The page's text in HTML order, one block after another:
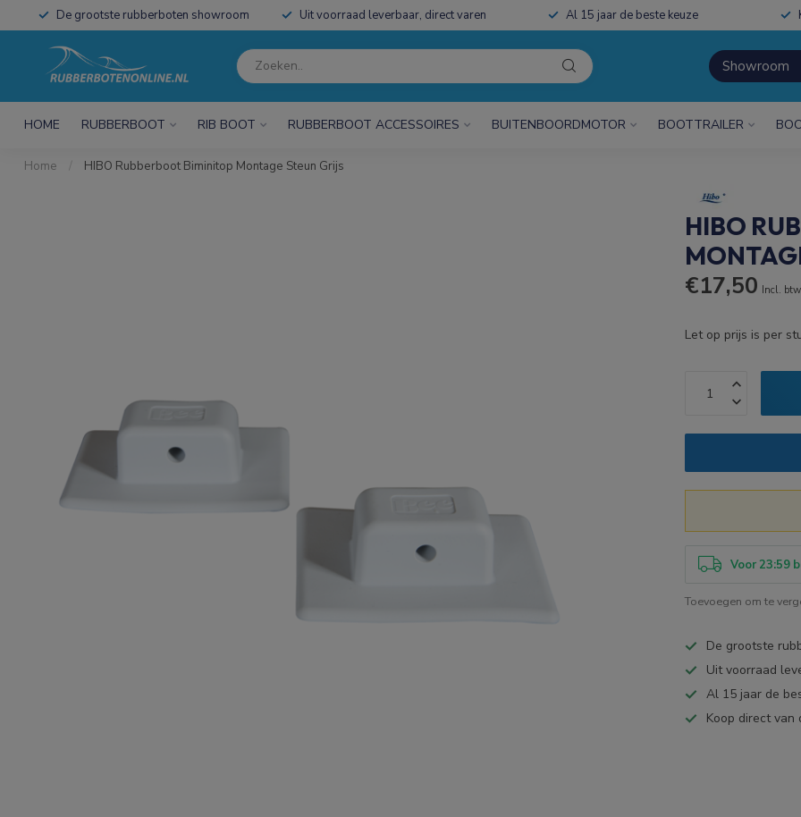
De grootste rubberboten showroom Uit voorraad leverbaar, direct varen Al 15 jaar de beste keuze
Showroom
HOME RUBBERBOOT RIB BOOT RUBBERBOOT ACCESSOIRES BUITENBOORDMOTOR BOOTTRAILER
Home / HIBO Rubberboot Biminitop Montage Steun Grijs
HIBO
€17,50 Incl. btw
Let op prijs is per
Voor 23:59
Toevoegen om te
De grootste
Uit voorraad
Al 15 jaar de
Koop direct van